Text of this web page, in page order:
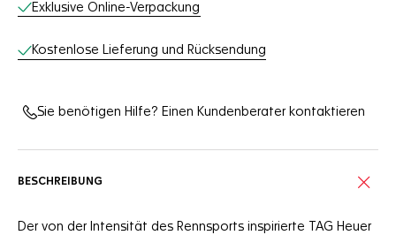
Exklusive Online-Verpackung
Kostenlose Lieferung und Rücksendung
Sie benötigen Hilfe? Einen Kundenberater kontaktieren
BESCHREIBUNG
Der von der Intensität des Rennsports inspirierte TAG Heuer